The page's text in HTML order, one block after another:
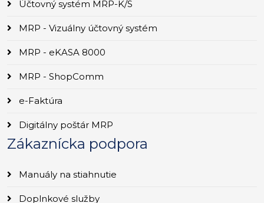
Účtovný systém MRP-K/S
MRP - Vizuálny účtovný systém
MRP - eKASA 8000
MRP - ShopComm
e-Faktúra
Digitálny poštár MRP
Zákaznícka podpora
Manuály na stiahnutie
Doplnkové služby